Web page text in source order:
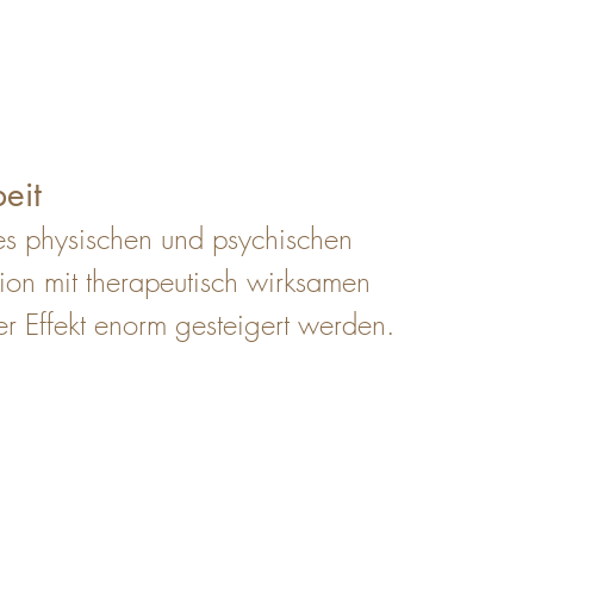
physischen und psychischen
mit therapeutisch wirksamen
Effekt enorm gesteigert werden.